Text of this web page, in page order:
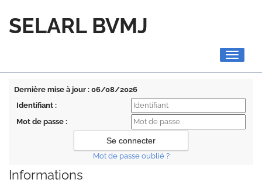
SELARL BVMJ
Toggle
Dernière mise à jour : 06/08/2026
Identifiant :
Mot de passe :
Mot de passe oublié ?
Informations